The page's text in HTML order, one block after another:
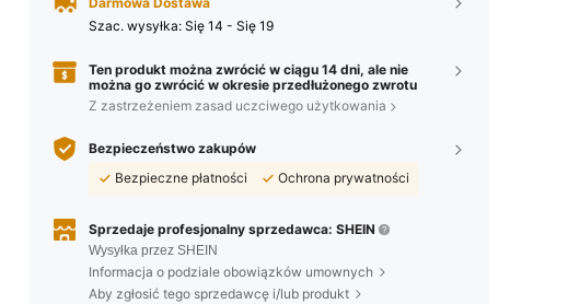
Szac. wysyłka: Się 14 - Się 19
Ten produkt można zwrócić w ciągu 14 dni, ale nie
można go zwrócić w okresie przedłużonego zwrotu
Z zastrzeżeniem zasad uczciwego użytkowania
Bezpieczeństwo zakupów
Bezpieczne płatności
Ochrona prywatności
Sprzedaje profesjonalny sprzedawca: SHEIN
Wysyłka przez SHEIN
Informacja o podziale obowiązków umownych
Aby zgłosić tego sprzedawcę i/lub produkt